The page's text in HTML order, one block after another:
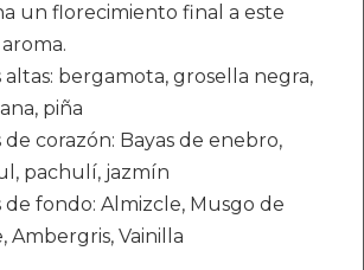
un florecimiento final a este
altas: bergamota, grosella negra,
piña
de corazón: Bayas de enebro,
pachulí, jazmín
de fondo: Almizcle, Musgo de
Ambergris, Vainilla